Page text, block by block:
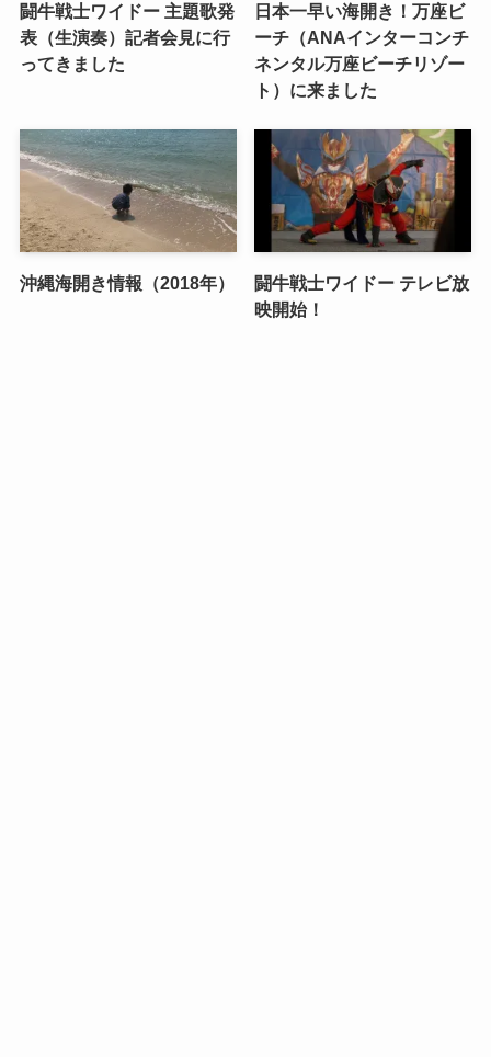
闘牛戦士ワイドー 主題歌発
表（生演奏）記者会見に行
ってきました
日本一早い海開き！万座ビ
ーチ（ANAインターコンチ
ネンタル万座ビーチリゾー
ト）に来ました
沖縄海開き情報（2018年）
闘牛戦士ワイドー テレビ放
映開始！